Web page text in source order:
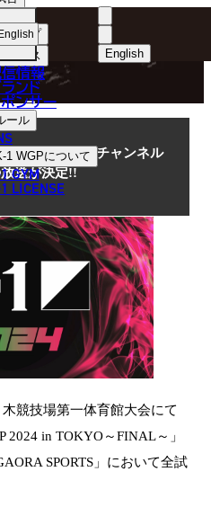
中文（繁體
ョップ
ニュース
情報
ンド
ンサー
ール
1 WGPについて
GYM
LICENSE
English
ース
土)代々木 CSチャンネル
放送が決定!!
競技場第一体育館大会にて
2024 in TOKYO～FINAL～」
SPORTS」において全試